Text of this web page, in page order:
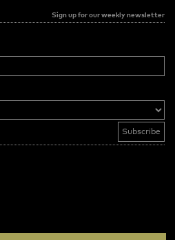
Sign up for our weekly newsletter